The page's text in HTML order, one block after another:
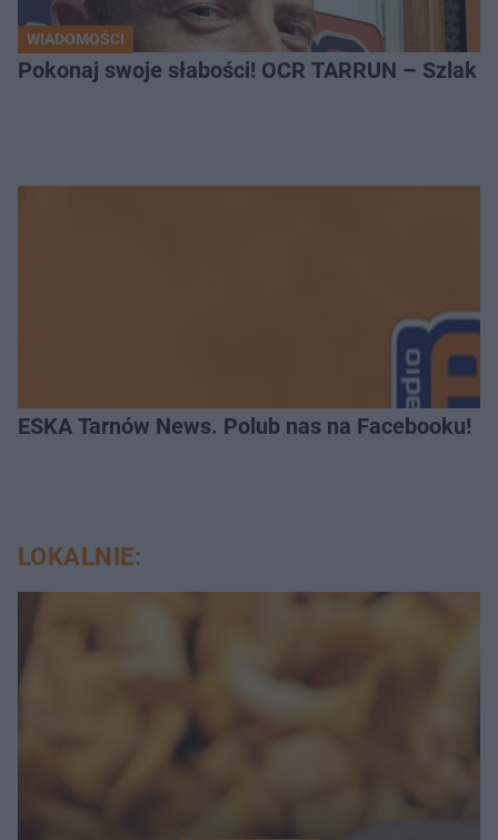
WIADOMOŚCI
Pokonaj swoje słabości! OCR TARRUN – Szlak
ESKA Tarnów News. Polub nas na Facebooku!
LOKALNIE: